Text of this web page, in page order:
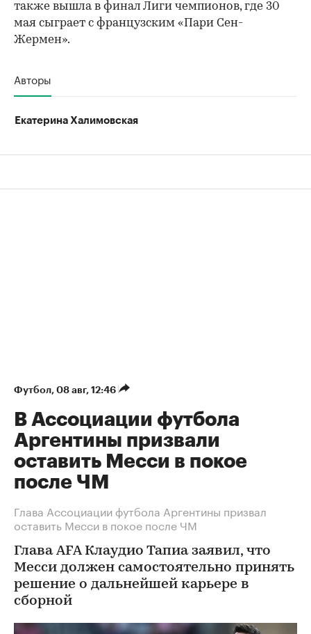
также вышла в финал Лиги чемпионов, где 30
мая сыграет с французским «Пари Сен-
Жермен».
Авторы
Екатерина Халимовская
Футбол⁠, 08 авг, 12:46
В Ассоциации футбола
Аргентины призвали
оставить Месси в покое
после ЧМ
Глава Ассоциации футбола Аргентины призвал
оставить Месси в покое после ЧМ
Глава AFA Клаудио Тапиа заявил, что
Месси должен самостоятельно принять
решение о дальнейшей карьере в
сборной